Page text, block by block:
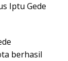
Iptu Gede
berhasil